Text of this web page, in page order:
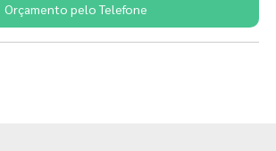
Orçamento pelo Telefone